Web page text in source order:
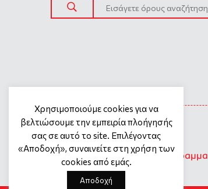
Γενική πολιτική προστασίας
προσωπικών δεδομένων
Προσωπικά Δεδομένα – Πρόγραμμα
Σημεία Στήριξης
Χρησιμοποιούμε cookies για να
βελτιώσουμε την εμπειρία πλοήγησής
σας σε αυτό το site. Επιλέγοντας
«Αποδοχή», συναινείτε στη χρήση των
cookies από εμάς.
Αποδοχή